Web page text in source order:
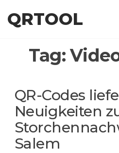
QRTOOL
Tag:
QR-Codes
Neuigkeiten
Salem